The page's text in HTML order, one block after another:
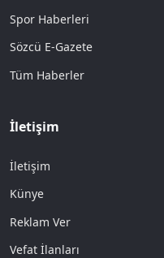
Spor Haberleri
Sözcü E-Gazete
Tüm Haberler
İletişim
İletişim
Künye
Reklam Ver
Vefat İlanları